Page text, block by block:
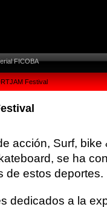
FICOBA
Festival
acción, Surf, bike
se ha
de estos deportes.
dedicados a la